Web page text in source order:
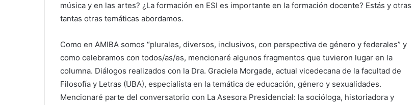
música y en las artes? ¿La formación en ESI es importante en la formación docente? Estás y otras
tantas otras temáticas abordamos.
Como en AMIBA somos “plurales, diversos, inclusivos, con perspectiva de género y federales” y
como celebramos con todos/as/es, mencionaré algunos fragmentos que tuvieron lugar en la
columna. Diálogos realizados con la Dra. Graciela Morgade, actual vicedecana de la facultad de
Filosofía y Letras (UBA), especialista en la temática de educación, género y sexualidades.
Mencionaré parte del conversatorio con La Asesora Presidencial: la socióloga, historiadora y